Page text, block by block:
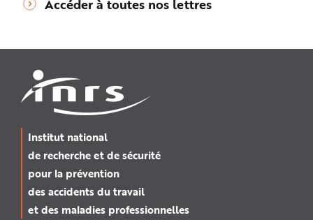
Accéder à toutes nos lettres
Institut national
de recherche et de sécurité
pour la prévention
des accidents du travail
et des maladies professionnelles